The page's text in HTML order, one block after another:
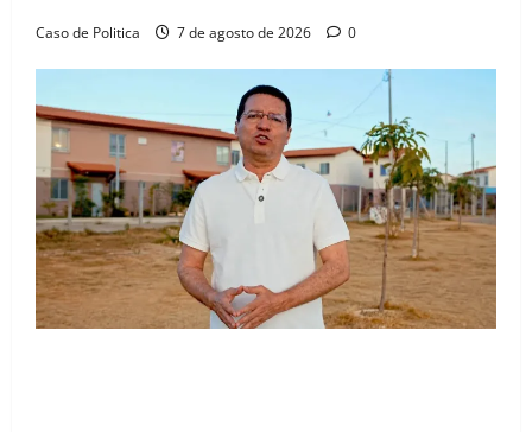
Caso de Politica 7 de agosto de 2026 0